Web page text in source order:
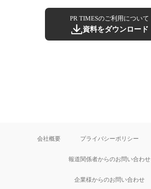
PR TIMESのご利用について
資料をダウンロード
会社概要 プライバシーポリシー
報道関係者からのお問い合わせ
企業様からのお問い合わせ